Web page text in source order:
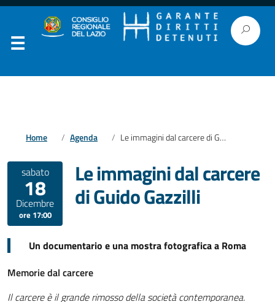
Home Agenda Le immagini dal carcere di Guido Gazzilli
sabato
18
Dicembre
ore 17:00
Le immagini dal carcere
di Guido Gazzilli
Un documentario e una mostra fotografica a Roma
Memorie dal carcere
Il carcere è il grande rimosso della società contemporanea.